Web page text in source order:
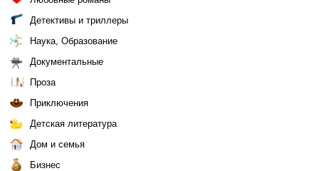
Детективы и триллеры
Наука, Образование
Документальные
Проза
Приключения
Детская литература
Дом и семья
Бизнес